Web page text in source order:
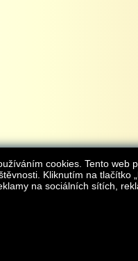
je
cookies. Tento web
Kliknutím na tlačítko
na sociálních sítích,